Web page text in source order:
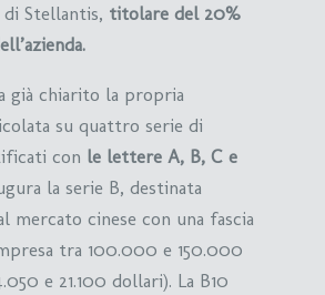
Stellantis, titolare del 20%
già chiarito la propria
su quattro serie di
con le lettere A, B, C e
la serie B, destinata
mercato cinese con una fascia
tra 100.000 e 150.000
e 21.100 dollari). La B10